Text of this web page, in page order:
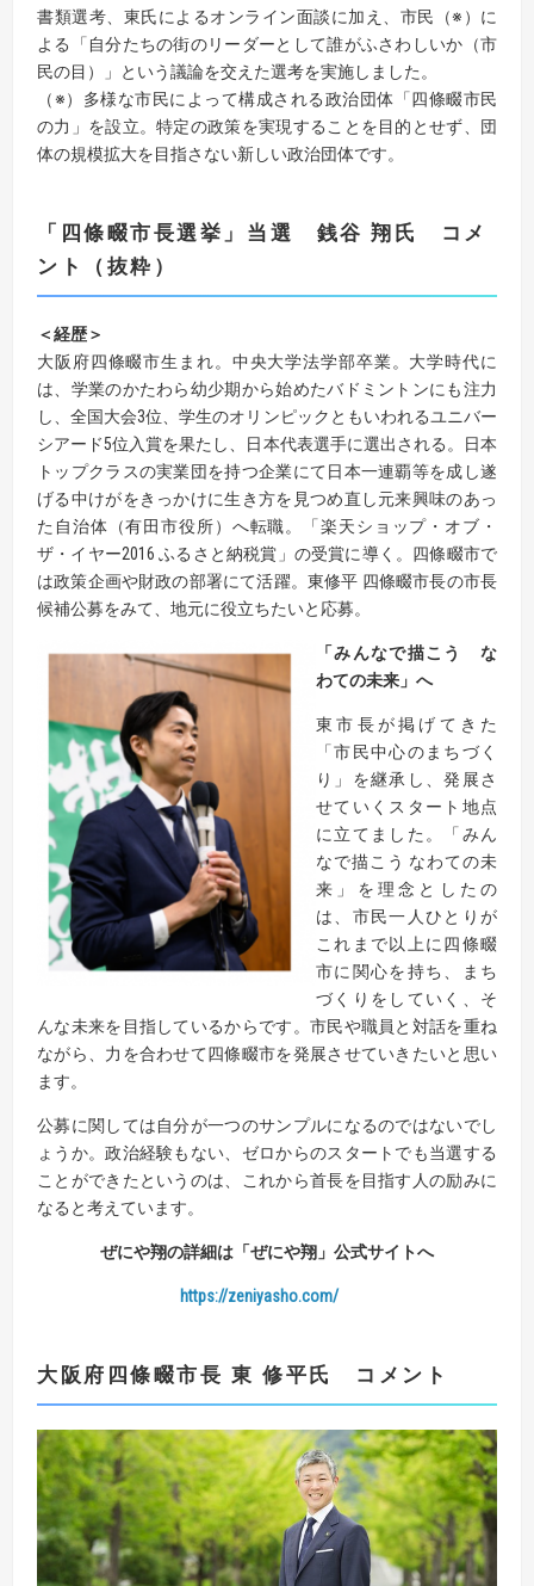
書類選考、東氏によるオンライン面談に加え、市民（※）に
よる「自分たちの街のリーダーとして誰がふさわしいか（市
民の目）」という議論を交えた選考を実施しました。
（※）多様な市民によって構成される政治団体「四條畷市⺠
の⼒」を設⽴。特定の政策を実現することを目的とせず、団
体の規模拡大を目指さない新しい政治団体です。
「四條畷市長選挙」当選 銭谷 翔氏 コメ
ント（抜粋）
＜経歴＞
大阪府四條畷市生まれ。中央大学法学部卒業。大学時代に
は、学業のかたわら幼少期から始めたバドミントンにも注力
し、全国大会3位、学生のオリンピックともいわれるユニバー
シアード5位入賞を果たし、日本代表選手に選出される。日本
トップクラスの実業団を持つ企業にて日本一連覇等を成し遂
げる中けがをきっかけに生き方を見つめ直し元来興味のあっ
た自治体（有田市役所）へ転職。「楽天ショップ・オブ・
ザ・イヤー2016 ふるさと納税賞」の受賞に導く。四條畷市で
は政策企画や財政の部署にて活躍。東修平 四條畷市長の市長
候補公募をみて、地元に役立ちたいと応募。
「みんなで描こう な
わての未来」へ
東市長が掲げてきた
「市民中心のまちづく
り」を継承し、発展さ
せていくスタート地点
に立てました。「みん
なで描こう なわての未
来」を理念としたの
は、市民一人ひとりが
これまで以上に四條畷
市に関心を持ち、まち
づくりをしていく、そ
んな未来を目指しているからです。市民や職員と対話を重ね
ながら、力を合わせて四條畷市を発展させていきたいと思い
ます。
公募に関しては自分が一つのサンプルになるのではないでし
ょうか。政治経験もない、ゼロからのスタートでも当選する
ことができたというのは、これから首長を目指す人の励みに
なると考えています。
ぜにや翔の詳細は「ぜにや翔」公式サイトへ
https://zeniyasho.com/
大阪府四條畷市長 東 修平氏 コメント